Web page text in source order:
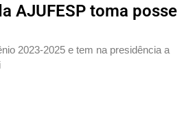
AJUFESP toma posse
2023-2025 e tem na presidência a